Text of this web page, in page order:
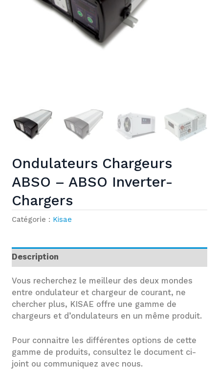
Ondulateurs Chargeurs
ABSO – ABSO Inverter-
Chargers
Catégorie : Kisae
Description
Vous recherchez le meilleur des deux mondes
entre ondulateur et chargeur de courant, ne
chercher plus, KISAE offre une gamme de
chargeurs et d’ondulateurs en un même produit.
Pour connaitre les différentes options de cette
gamme de produits, consultez le document ci-
joint ou communiquez avec nous.